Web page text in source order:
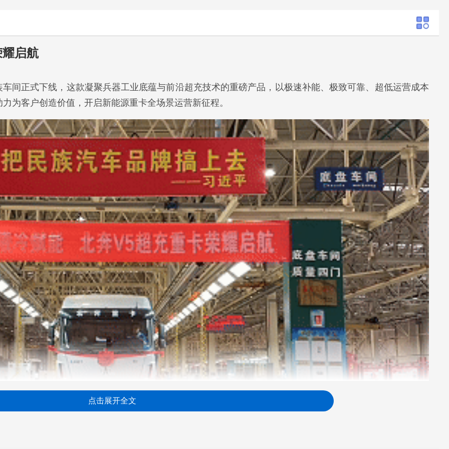
启航
间正式下线，这款凝聚兵器工业底蕴与前沿超充技术的重磅产品，以极速补能、极致可靠、超低运营成本
为客户创造价值，开启新能源重卡全场景运营新征程。
点击展开全文